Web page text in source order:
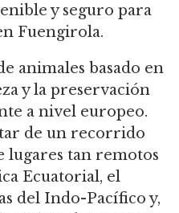
y seguro para
Fuengirola.
animales basado en
y la preservación
a nivel europeo.
de un recorrido
lugares tan remotos
Ecuatorial, el
del Indo-Pacífico y,